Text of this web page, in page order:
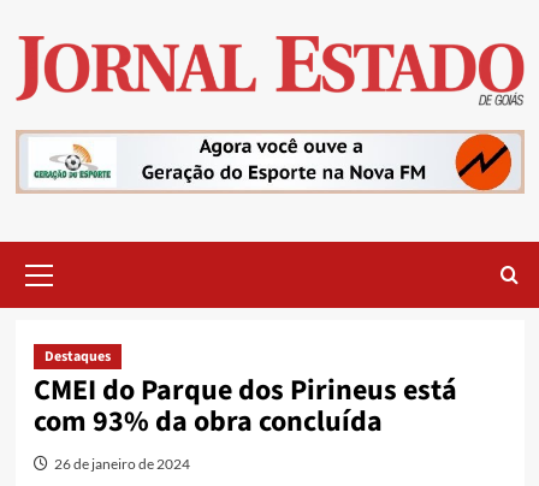
content
Menu
Destaques
CMEI do Parque dos Pirineus está
com 93% da obra concluída
26 de janeiro de 2024